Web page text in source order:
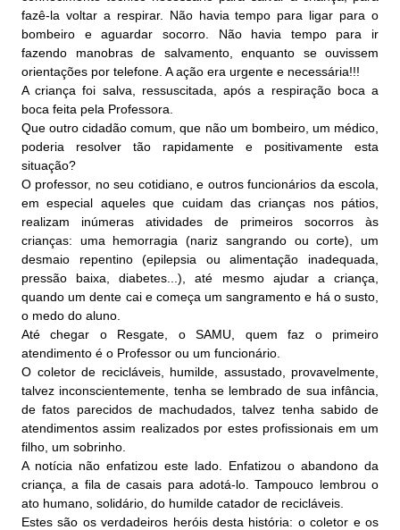
fazê-la voltar a respirar. Não havia tempo para ligar para o
bombeiro e aguardar socorro. Não havia tempo para ir
fazendo manobras de salvamento, enquanto se ouvissem
orientações por telefone. A ação era urgente e necessária!!!
A criança foi salva, ressuscitada, após a respiração boca a
boca feita pela Professora.
Que outro cidadão comum, que não um bombeiro, um médico,
poderia resolver tão rapidamente e positivamente esta
situação?
O professor, no seu cotidiano, e outros funcionários da escola,
em especial aqueles que cuidam das crianças nos pátios,
realizam inúmeras atividades de primeiros socorros às
crianças: uma hemorragia (nariz sangrando ou corte), um
desmaio repentino (epilepsia ou alimentação inadequada,
pressão baixa, diabetes...), até mesmo ajudar a criança,
quando um dente cai e começa um sangramento e há o susto,
o medo do aluno.
Até chegar o Resgate, o SAMU, quem faz o primeiro
atendimento é o Professor ou um funcionário.
O coletor de recicláveis, humilde, assustado, provavelmente,
talvez inconscientemente, tenha se lembrado de sua infância,
de fatos parecidos de machudados, talvez tenha sabido de
atendimentos assim realizados por estes profissionais em um
filho, um sobrinho.
A notícia não enfatizou este lado. Enfatizou o abandono da
criança, a fila de casais para adotá-lo. Tampouco lembrou o
ato humano, solidário, do humilde catador de recicláveis.
Estes são os verdadeiros heróis desta história: o coletor e os